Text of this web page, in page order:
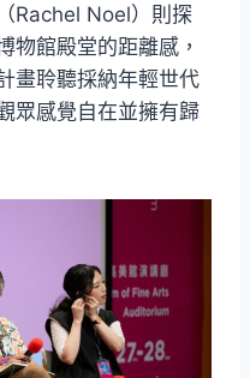
Rachel Noel）則探
物館殿堂的距離感，
畫聆聽採納年輕世代
眾感覺自在並擁有歸